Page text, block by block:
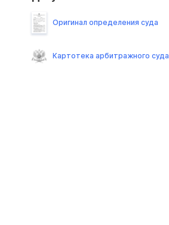
Оригинал определения суда
Картотека арбитражного суда